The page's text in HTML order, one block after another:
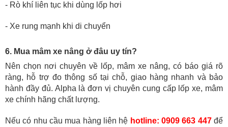
- Rò khí liên tục khi dùng lốp hơi
- Xe rung mạnh khi di chuyển
6. Mua mâm xe nâng ở đâu uy tín?
Nên chọn nơi chuyên về lốp, mâm xe nâng, có báo giá rõ
ràng, hỗ trợ đo thông số tại chỗ, giao hàng nhanh và bảo
hành đầy đủ. Alpha là đơn vị chuyên cung cấp lốp xe, mâm
xe chính hãng chất lượng.
Nếu có nhu cầu mua hàng liên hệ hotline: 0909 663 447để